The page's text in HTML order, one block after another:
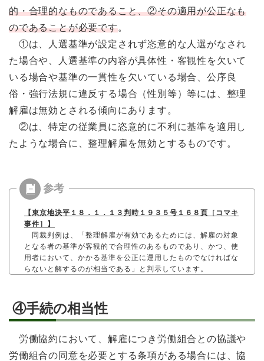
的・合理的なものであること、②その適用が公正なも
のであることが必要です。
①は、人選基準が設定されず恣意的な人選がなされ
た場合や、人選基準の内容が具体性・客観性を欠いて
いる場合や基準の一貫性を欠いている場合、公序良
俗・強行法規に違反する場合（性別等）等には、整理
解雇は無効とされる傾向にあります。
②は、特定の従業員に恣意的に不利に基準を適用し
たような場合に、整理解雇を無効とするものです。
【東京地決平１８．１．１３判時１９３５号１６８頁［コマキ
事件］】
同裁判例は、「整理解雇が有効であるためには、解雇の対象
となる者の基準が客観的で合理性のあるものであり、かつ、使
用者において、かかる基準を公正に運用したものでなければな
らないと解するのが相当である」と判示しています。
④手続の相当性
労働協約において、解雇につき労働組合との協議や
労働組合の同意を必要とする条項がある場合には、協